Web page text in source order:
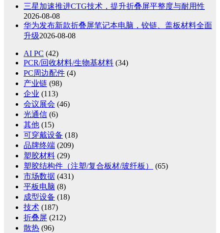
三星加速推进CTG技术，提升折叠屏平整度与耐用性
2026-08-08
华为发布新款折叠屏笔记本电脑，铰链、盖板材料全面
升级2026-08-08
AI PC (42)
PCR/回收材料/生物基材料 (34)
PC周边配件 (4)
产业链 (98)
企业 (113)
会议展会 (46)
光通信 (6)
其他 (15)
可穿戴设备 (18)
品牌终端 (209)
塑胶材料 (29)
塑胶结构件（注塑/复合板材/玻纤板）
(65)
市场数据 (431)
平板电脑 (8)
成型设备 (18)
技术 (187)
折叠屏 (212)
散热 (96)